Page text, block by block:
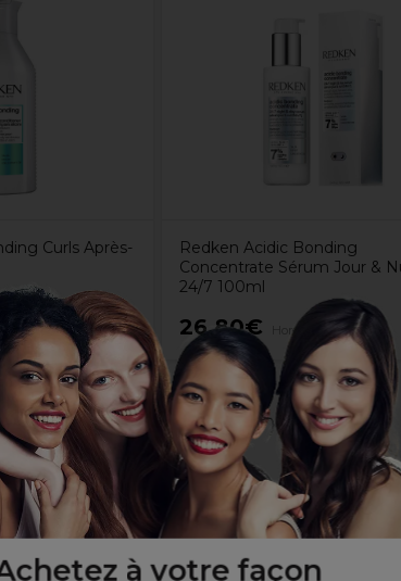
à votre façon
Curls Après-
Redken Acidic Bonding
Concentrate Sérum Jour &
24/7 100ml
26,80€ Hors TVA
soin intense et une protection de la couleur.
les 3 composants clés pour des cheveux en
protection des cheveux.